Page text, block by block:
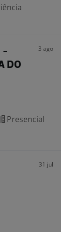
-
DO
3 ago
Presencial
31 jul